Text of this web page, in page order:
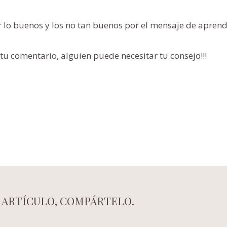
buenos y los no tan buenos por el mensaje de
comentario, alguien puede necesitar tu consejo!!!
COMPÁRTELO.